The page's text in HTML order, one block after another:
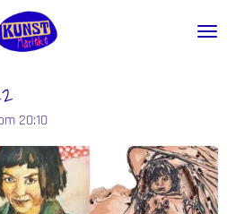
20:10